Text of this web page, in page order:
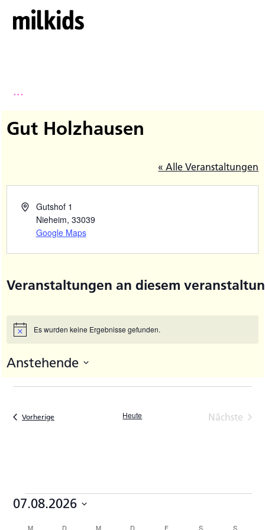
...
Gut Holzhausen
« Alle Veranstaltungen
Gutshof 1
Nieheim, 33039
Google Maps
Veranstaltungen an diesem
HinweisEs wurden keine Ergebnisse gefunden.
Anstehende
wählen.
Vorherige Heute
Nächste
Veranstaltungen
07.08.2026
MMONTAG DDIENSTAGM MITTWOCH
DDONNERSTAG
F SSAMSTAGS